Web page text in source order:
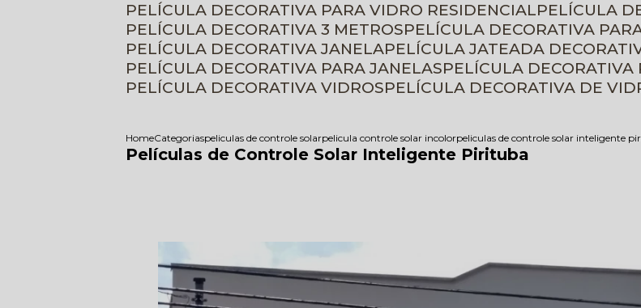
PELÍCULA DECORATIVA PARA VIDRO RESIDENCIAL
PELÍCULA
PELÍCULA DECORATIVA 3 METROS
PELÍCULA DECORATIVA
PELÍCULA DECORATIVA JANELA
PELÍCULA JATEADA
PELÍCULA DECORATIVA PARA JANELAS
PELÍCULA
PELÍCULA DECORATIVA VIDROS
PELÍCULA DECORATIVA DE
HomeCategoriaspeliculas de controle solarpelicula controle solar incolorpeliculas de controle solar inteligente
Películas de Controle Solar Inteligente Pirituba